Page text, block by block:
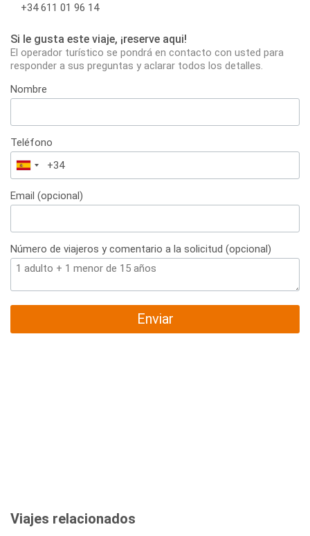
+34 611 01 96 14
Si le gusta este viaje, ¡reserve aqui!
El operador turístico se pondrá en contacto con usted para
responder a sus preguntas y aclarar todos los detalles.
Nombre
Teléfono
España
+34
Email (opcional)
Número de viajeros y comentario a la solicitud (opcional)
Enviar
Viajes relacionados